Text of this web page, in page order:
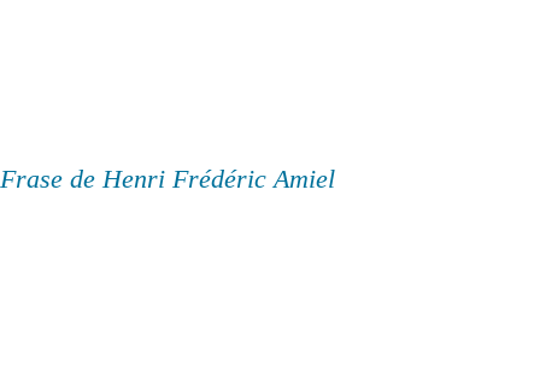
Frase de Henri Frédéric Amiel